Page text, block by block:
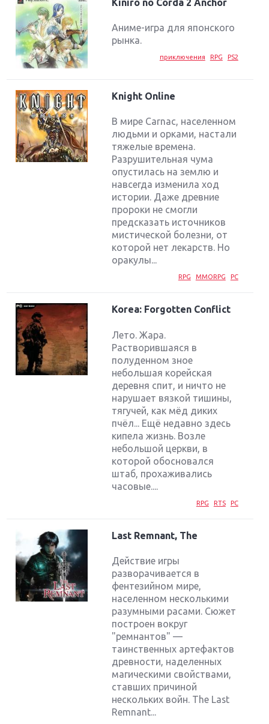
Kiniro no Corda 2 Anchor
Аниме-игра для японского
рынка.
приключения RPG PS2
Knight Online
В мире Carnac, населенном
людьми и орками, настали
тяжелые времена.
Разрушительная чума
опустилась на землю и
навсегда изменила ход
истории. Даже древние
пророки не смогли
предсказать источников
мистической болезни, от
которой нет лекарств. Но
оракулы...
RPG MMORPG PC
Korea: Forgotten Conflict
Лето. Жара.
Растворившаяся в
полуденном зное
небольшая корейская
деревня спит, и ничто не
нарушает вязкой тишины,
тягучей, как мёд диких
пчёл... Ещё недавно здесь
кипела жизнь. Возле
небольшой церкви, в
которой обосновался
штаб, прохаживались
часовые....
RPG RTS PC
Last Remnant, The
Действие игры
разворачивается в
фентезийном мире,
населенном несколькими
разумными расами. Сюжет
построен вокруг
"ремнантов" —
таинственных артефактов
древности, наделенных
магическими свойствами,
ставших причиной
нескольких войн. The Last
Remnant...